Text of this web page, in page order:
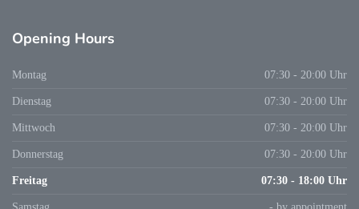
Opening Hours
Montag 07:30 - 20:00 Uhr
Dienstag 07:30 - 20:00 Uhr
Mittwoch 07:30 - 20:00 Uhr
Donnerstag 07:30 - 20:00 Uhr
Freitag 07:30 - 18:00 Uhr